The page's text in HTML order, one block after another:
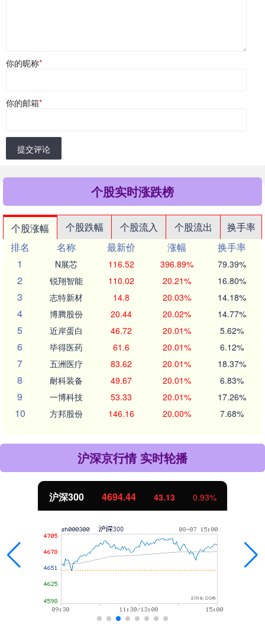
你的昵称*
你的邮箱*
提交评论
个股实时涨跌榜
个股涨幅 个股跌幅 个股流入 个股流出
换手率
排名
名称 最新价 涨幅
换手率
1
N展芯 116.52 396.89% 79.39%
2 锐翔智能 110.02 20.21% 16.80%
3 志特新材 14.8 20.03% 14.18%
4 博腾股份 20.44 20.02% 14.77%
5 近岸蛋白 46.72 20.01% 5.62%
6 毕得医药 61.6 20.01% 6.12%
7 五洲医疗 83.62 20.01% 18.37%
8 耐科装备 49.67 20.01% 6.83%
9 一博科技 53.33 20.01% 17.26%
10 方邦股份 146.16 20.00% 7.68%
沪深京行情 实时轮播
沪深300 4694.44 43.13 0.93%